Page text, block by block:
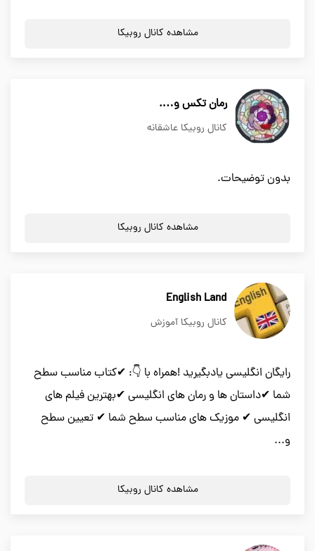
مشاهده کانال روبیکا
رمان تکس و….
کانال روبیکا عاشقانه
بدون توضیحات.
مشاهده کانال روبیکا
English Land
کانال روبیکا آموزش
رایگان انگلیسی یادبگیرید !همراه با 👇: ✔کتاب مناسب سطح
شما ✔داستان ها و رمان های انگلیسی ✔بهترین فیلم های
انگلیسی ✔ موزیک های مناسب سطح شما ✔ تعیین سطح
و...
مشاهده کانال روبیکا